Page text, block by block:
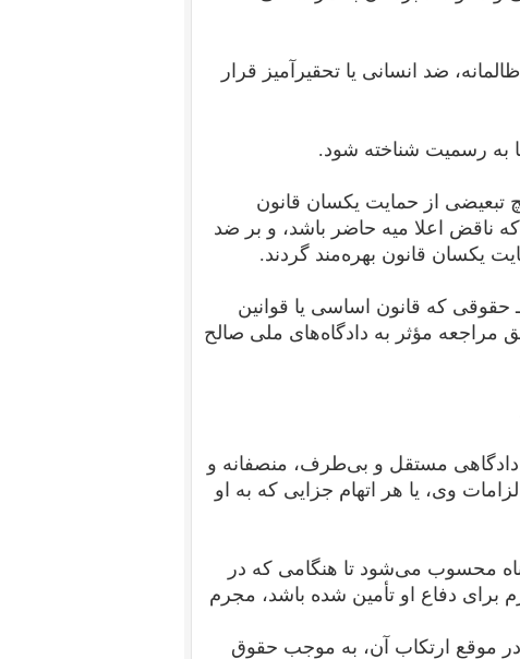
ضد انسانی یا تحقیرآمیز قرار
رسمیت شناخته شود.
تبعیضی از حمایت یکسان قانون
ناقض اعلا میه حاضر باشد، و بر ضد
یکسان قانون بهره‌مند گردند.
حقوقی که قانون اساسی یا قوانین
مؤثر به دادگاه‌های ملی صالح
مستقل و بی‌طرف، منصفانه و
وی، یا هر اتهام جزایی که به او
محسوب می‌شود تا هنگامی که در
برای دفاع او تأمین شده باشد، مجرم
در موقع ارتکاب آن، به موجب حقوق